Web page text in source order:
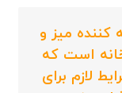
کننده میز و
است که
لازم برای